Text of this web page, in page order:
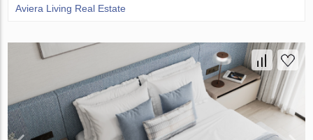
Aviera Living Real Estate